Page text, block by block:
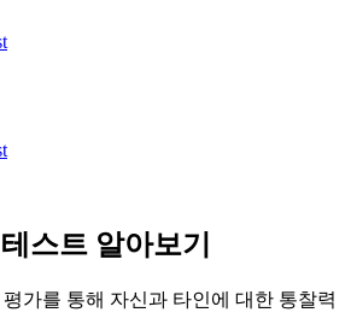
스트 알아보기
가를 통해 자신과 타인에 대한 통찰력